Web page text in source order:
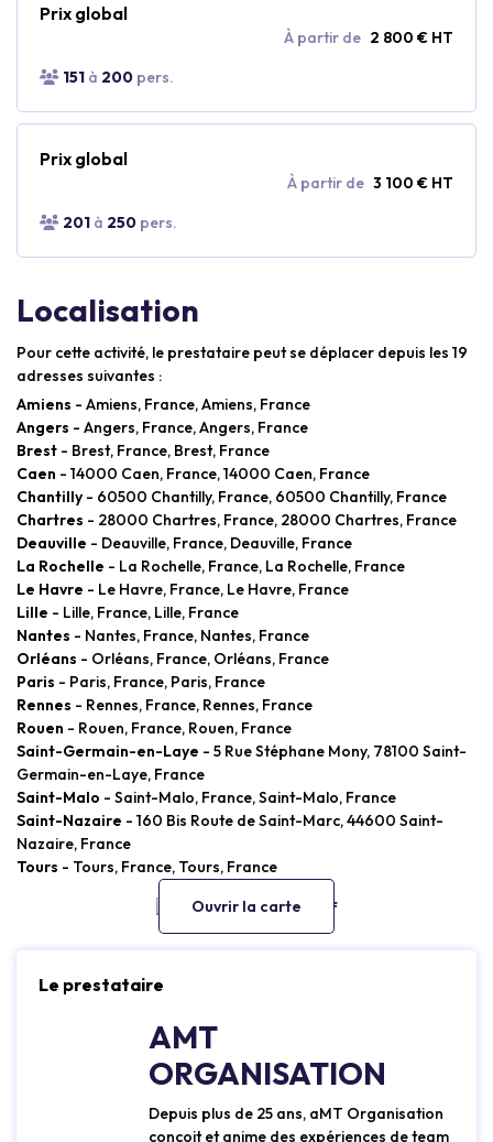
Prix global
À partir de 2 800 € HT
151 à 200 pers.
Prix global
À partir de 3 100 € HT
201 à 250 pers.
Localisation
Pour cette activité, le prestataire peut se déplacer depuis les 19
adresses suivantes :
Amiens - Amiens, France, Amiens, France
Angers - Angers, France, Angers, France
Brest - Brest, France, Brest, France
Caen - 14000 Caen, France, 14000 Caen, France
Chantilly - 60500 Chantilly, France, 60500 Chantilly, France
Chartres - 28000 Chartres, France, 28000 Chartres, France
Deauville - Deauville, France, Deauville, France
La Rochelle - La Rochelle, France, La Rochelle, France
Le Havre - Le Havre, France, Le Havre, France
Lille - Lille, France, Lille, France
Nantes - Nantes, France, Nantes, France
Orléans - Orléans, France, Orléans, France
Paris - Paris, France, Paris, France
Rennes - Rennes, France, Rennes, France
Rouen - Rouen, France, Rouen, France
Saint-Germain-en-Laye - 5 Rue Stéphane Mony, 78100 Saint-
Germain-en-Laye, France
Saint-Malo - Saint-Malo, France, Saint-Malo, France
Saint-Nazaire - 160 Bis Route de Saint-Marc, 44600 Saint-
Nazaire, France
Tours - Tours, France, Tours, France
Ouvrir la carte
Le prestataire
AMT
ORGANISATION
Depuis plus de 25 ans, aMT Organisation
conçoit et anime des expériences de team